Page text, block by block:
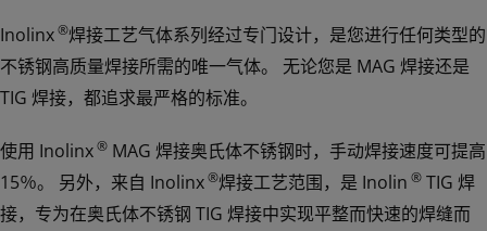
Inolinx®焊接工艺气体系列经过专门设计，是您进行任何类型的
不锈钢高质量焊接所需的唯一气体。 无论您是 MAG 焊接还是
TIG 焊接，都追求最严格的标准。
使用 Inolinx® MAG 焊接奥氏体不锈钢时，手动焊接速度可提高
15％。 另外，来自 Inolinx®焊接工艺范围，是 Inolin ® TIG 焊
接，专为在奥氏体不锈钢 TIG 焊接中实现平整而快速的焊缝而